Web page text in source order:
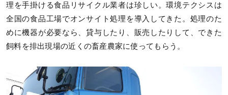
理を手掛ける食品リサイクル業者は珍しい。環境テクシスは
全国の食品工場でオンサイト処理を導入してきた。処理のた
めに機器が必要なら、貸与したり、販売したりして、できた
飼料を排出現場の近くの畜産農家に使ってもらう。